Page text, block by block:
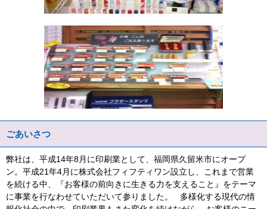
ごあいさつ
弊社は、平成14年8月に印刷業として、福岡県久留米市にオープ
ン。平成21年4月に株式会社フィフティワン設立し、これまで営業
を続ける中、『お客様の前向きに生きる力を支えること』をテーマ
に事業を行なわせていただいて参りました。 多様化する現代の情